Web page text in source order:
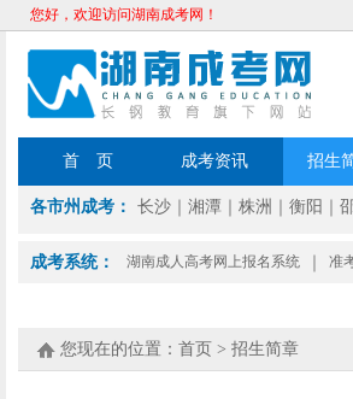
您好，欢迎访问湖南成考网！
首 页 成考资讯 招生
各市州成考： 长沙 湘潭 株洲 衡阳
成考系统： 湖南成人高考网上报名系统 准
您现在的位置： 首页 > 招生简章